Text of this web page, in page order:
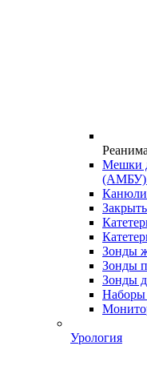
Мешки
(АМБУ)
Канюли
Зонды
Зонды
Зонды
Урология